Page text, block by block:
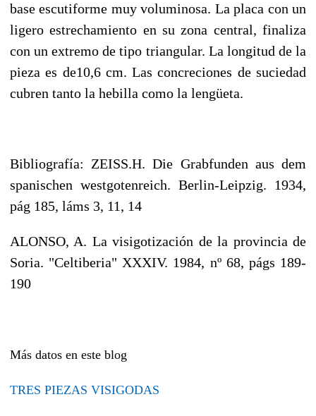
base escutiforme muy voluminosa. La placa con un
ligero estrechamiento en su zona central, finaliza
con un extremo de tipo triangular. La longitud de la
pieza es de10,6 cm. Las concreciones de suciedad
cubren tanto la hebilla como la lengüeta.
Bibliografía: ZEISS.H. Die Grabfunden aus dem
spanischen westgotenreich. Berlin-Leipzig. 1934,
pág 185, láms 3, 11, 14
ALONSO, A. La visigotización de la provincia de
Soria. "Celtiberia" XXXIV. 1984, nº 68, págs 189-
190
Más datos en este blog
TRES PIEZAS VISIGODAS